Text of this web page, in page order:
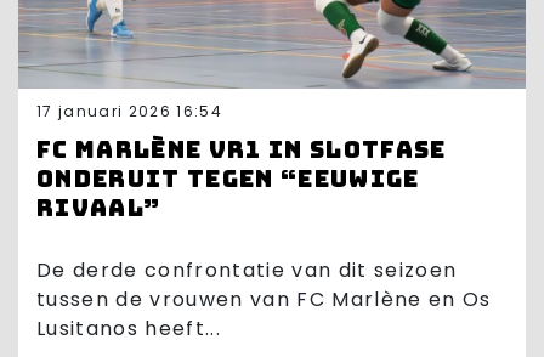
17 januari 2026 16:54
FC Marlène VR1 in slotfase
onderuit tegen “eeuwige
rivaal”
De derde confrontatie van dit seizoen
tussen de vrouwen van FC Marlène en Os
Lusitanos heeft...